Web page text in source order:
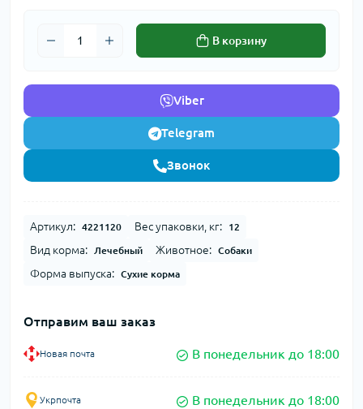
В корзину
Viber
Telegram
Звонок
Артикул: 4221120 Вес упаковки, кг: 12
Вид корма: Лечебный Животное: Собаки
Форма выпуска: Сухие корма
Отправим ваш заказ
Новая почта В понедельник до 18:00
Укрпочта В понедельник до 18:00